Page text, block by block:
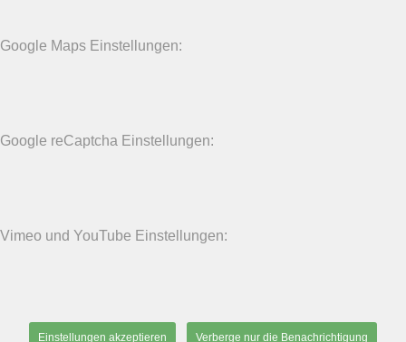
Google Maps Einstellungen:
Google reCaptcha Einstellungen:
Vimeo und YouTube Einstellungen:
Einstellungen akzeptieren Verberge nur die Benachrichtigung